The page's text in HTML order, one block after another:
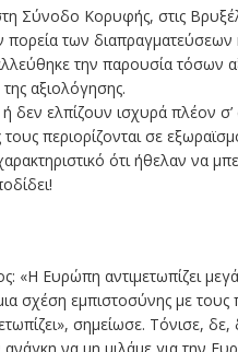
Σύνοδο Κορυφής, στις
των διαπραγματεύσεων
την παρουσία τόσων
αξιολόγησης.
ελπίζουν ισχυρά πλέον σ’
περιορίζονται σε
ότι ήθελαν να
«Η Ευρώπη αντιμετωπίζει
σχέση εμπιστοσύνης με τους
σημείωσε. Τόνισε,
να μη μιλάμε για την